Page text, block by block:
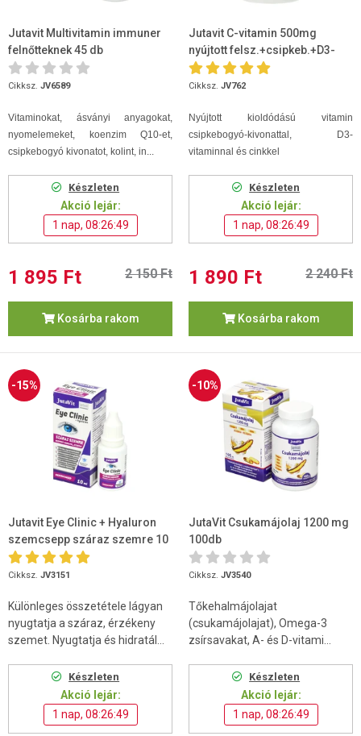
Jutavit Multivitamin immuner
felnőtteknek 45 db
Cikksz. JV6589
Vitaminokat, ásványi anyagokat,
nyomelemeket, koenzim Q10-et,
csipkebogyó kivonatot, kolint, in...
Készleten
Akció lejár:
1 nap, 08:26:48
1 895 Ft 2 150 Ft
Kosárba rakom
Jutavit C-vitamin 500mg
nyújtott felsz.+csipkeb.+D3-
vitamin filmt. 100db
Cikksz. JV762
Nyújtott kioldódású vitamin
csipkebogyó-kivonattal, D3-
vitaminnal és cinkkel
Készleten
Akció lejár:
1 nap, 08:26:48
1 890 Ft 2 240 Ft
Kosárba rakom
-15%
Jutavit Eye Clinic + Hyaluron
szemcsepp száraz szemre 10
ml
Cikksz. JV3151
Különleges összetétele lágyan
nyugtatja a száraz, érzékeny
szemet. Nyugtatja és hidratál...
Készleten
Akció lejár:
1 nap, 08:26:48
-10%
JutaVit Csukamájolaj 1200 mg
100db
Cikksz. JV3540
Tőkehalmájolajat
(csukamájolajat), Omega-3
zsírsavakat, A- és D-vitami...
Készleten
Akció lejár:
1 nap, 08:26:48